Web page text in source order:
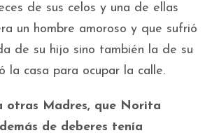
de sus celos y una de ellas
un hombre amoroso y que sufrió
de su hijo sino también la de su
la casa para ocupar la calle.
otras Madres, que Norita
de deberes tenía